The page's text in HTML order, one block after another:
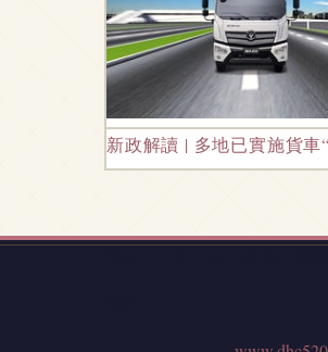
新政解讀 | 多地已實施貨車